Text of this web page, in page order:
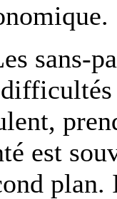
sans-
est